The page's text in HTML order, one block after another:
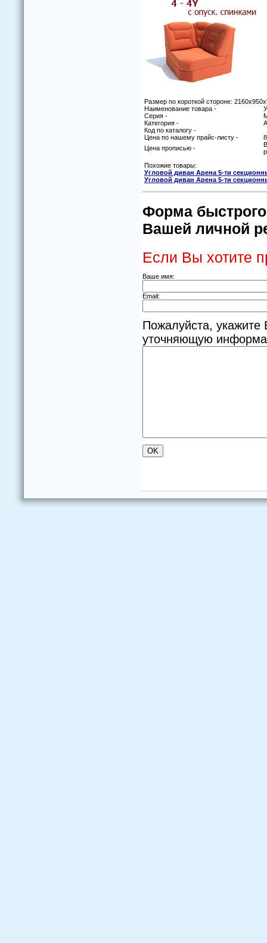
Размер по короткой стороне:
Наименование товара -
Серия -
Категория -
Код по каталогу -
Цена по нашему прайс-листу -
Цена прописью -
Похожие товары:
Угловой диван Арена 5-ти
Угловой диван Арена 5-ти
Форма быстрого
Вашей личной
Если Вы хотите
Ваше имя:
Email:
Пожалуйста,
уточняющую